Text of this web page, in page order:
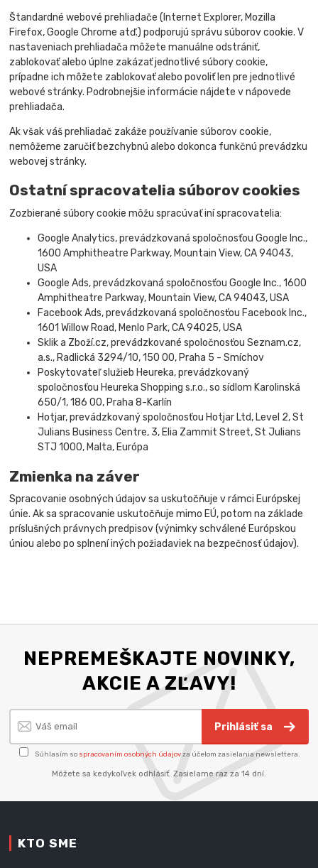
Štandardné webové prehliadače (Internet Explorer, Mozilla
Firefox, Google Chrome atď.) podporujú správu súborov cookie. V
nastaveniach prehliadača môžete manuálne odstrániť,
zablokovať alebo úplne zakázať jednotlivé súbory cookie,
prípadne ich môžete zablokovať alebo povoliť len pre jednotlivé
webové stránky. Podrobnejšie informácie nájdete v nápovede
prehliadača.
Ak však váš prehliadač zakáže používanie súborov cookie,
nemôžeme zaručiť bezchybnú alebo dokonca funkčnú prevádzku
webovej stránky.
Ostatní spracovatelia súborov cookies
Zozbierané súbory cookie môžu spracúvať iní spracovatelia:
Google Analytics, prevádzkovaná spoločnosťou Google Inc.,
1600 Amphitheatre Parkway, Mountain View, CA 94043,
USA
Google Ads, prevádzkovaná spoločnosťou Google Inc., 1600
Amphitheatre Parkway, Mountain View, CA 94043, USA
Facebook Ads, prevádzkovaná spoločnosťou Facebook Inc.,
1601 Willow Road, Menlo Park, CA 94025, USA
Sklik a Zboží.cz, prevádzkované spoločnosťou Seznam.cz,
a.s., Radlická 3294/10, 150 00, Praha 5 - Smíchov
Poskytovateľ služieb Heureka, prevádzkovaný
spoločnosťou Heureka Shopping s.r.o., so sídlom Karolinská
650/1, 186 00, Praha 8-Karlín
Hotjar, prevádzkovaný spoločnosťou Hotjar Ltd, Level 2, St
Julians Business Centre, 3, Elia Zammit Street, St Julians
STJ 1000, Malta, Európa
Zmienka na záver
Spracovanie osobných údajov sa uskutočňuje v rámci Európskej
únie. Ak sa spracovanie uskutočňuje mimo EÚ, potom na základe
príslušných právnych predpisov (výnimky schválené Európskou
úniou alebo po splnení iných požiadaviek na bezpečnosť údajov).
NEPREMEŠKAJTE NOVINKY,
AKCIE A ZĽAVY!
Prihlásiť sa
Súhlasím so spracovaním osobných údajovza účelom zasielania newslettera.
Môžete sa kedykoľvek odhlásiť. Zasielame raz za 14 dní.
KTO SME